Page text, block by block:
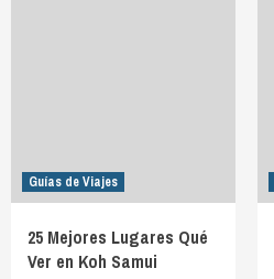
Guías de Viajes
25 Mejores Lugares Qué
Ver en Koh Samui